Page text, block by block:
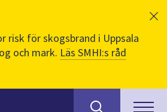
risk för skogsbrand i Uppsala
och mark. Läs SMHI:s råd